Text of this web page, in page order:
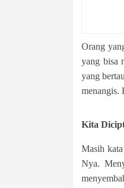
Orang
yang bisa
yang
menangis.
Kita
Masih
Nya.